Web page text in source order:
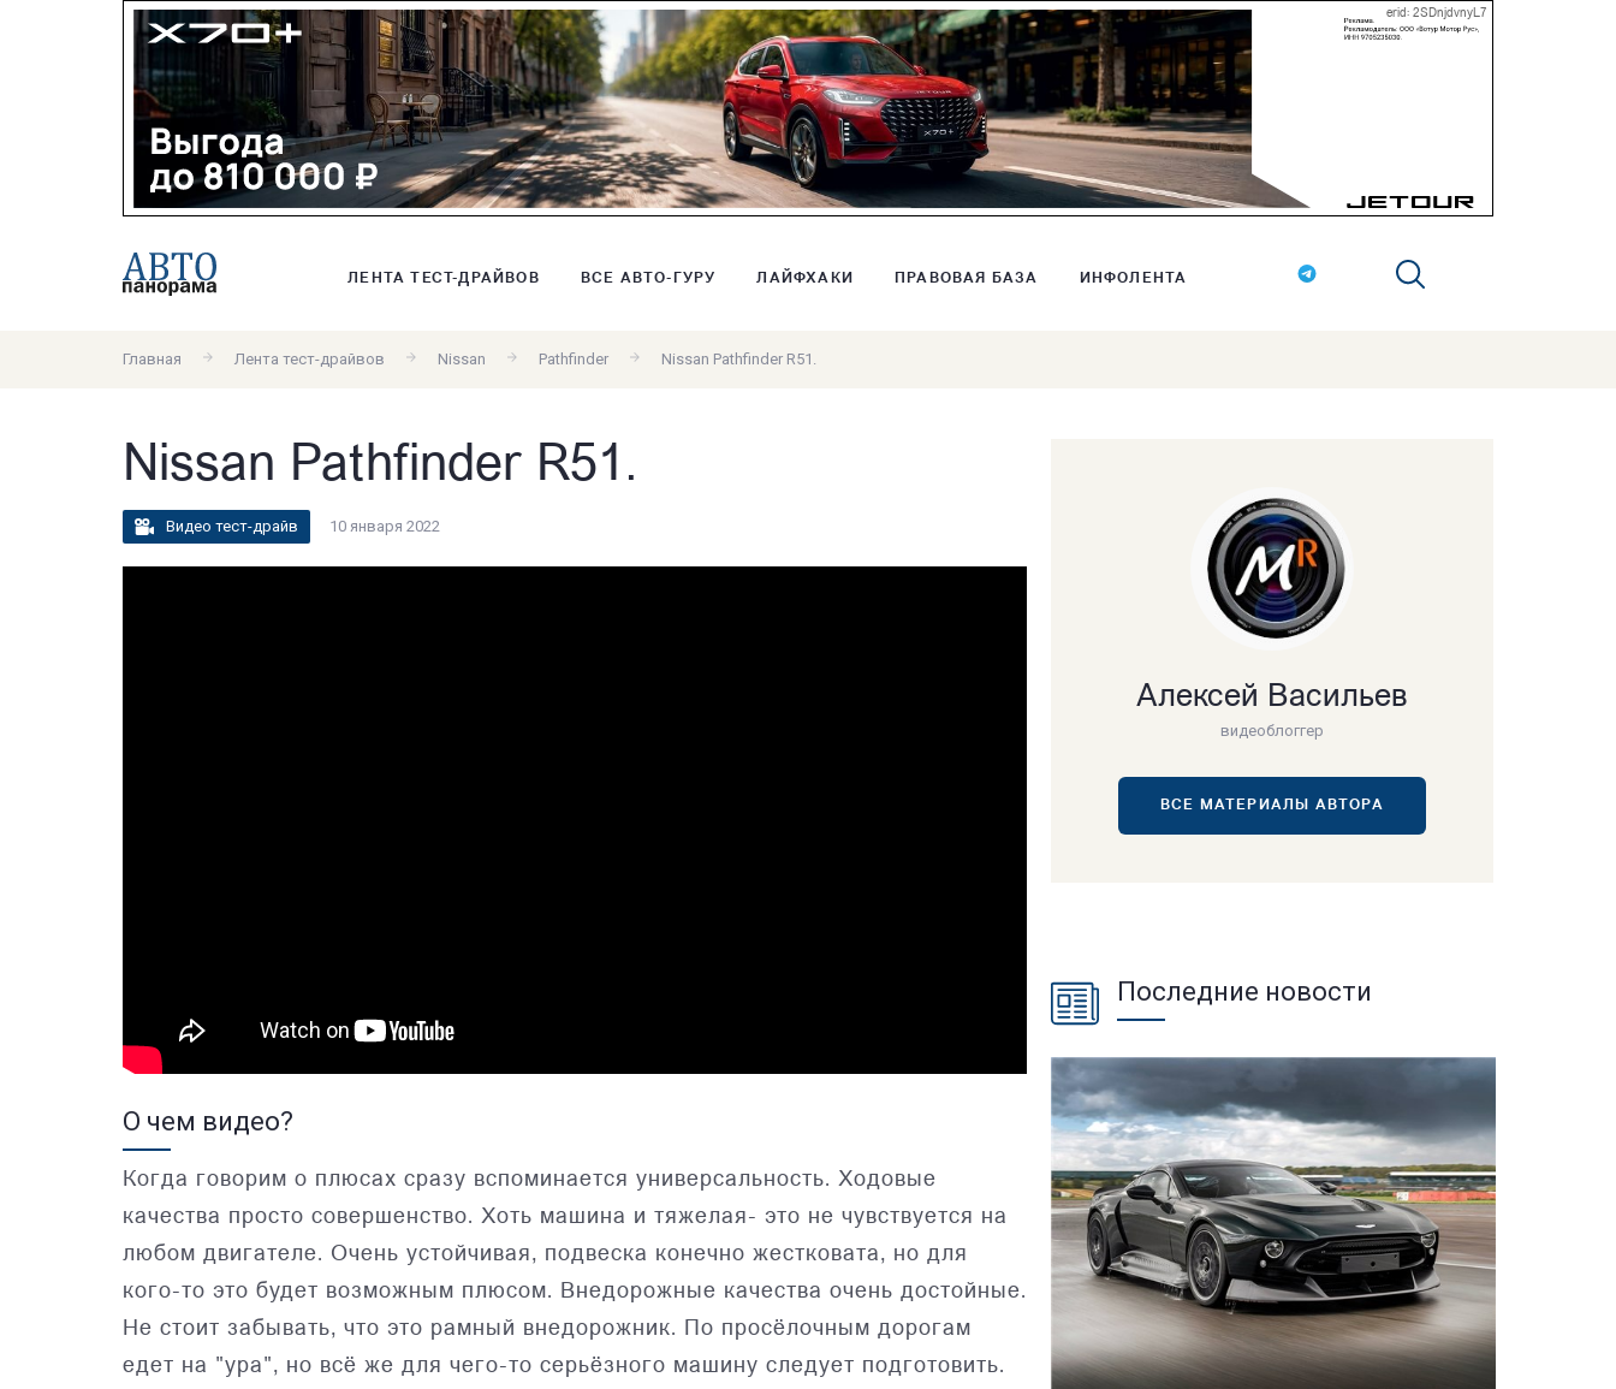
erid: 2SDnjdvnyL7
ЛЕНТА ТЕСТ-ДРАЙВОВ ВСЕ АВТО-ГУРУ ЛАЙФХАКИ ПРАВОВАЯ БАЗА ИНФОЛЕНТА
Главная Лента тест-драйвов Nissan Pathfinder Nissan Pathfinder R51.
Nissan Pathfinder R51.
Видео тест-драйв 10 января 2022
О чем видео?
Когда говорим о плюсах сразу вспоминается универсальность. Ходовые
качества просто совершенство. Хоть машина и тяжелая- это не чувствуется на
любом двигателе. Очень устойчивая, подвеска конечно жестковата, но для
кого-то это будет возможным плюсом. Внедорожные качества очень достойные.
Не стоит забывать, что это рамный внедорожник. По просёлочным дорогам
едет на "ура", но всё же для чего-то серьёзного машину следует подготовить.
Алексей Васильев
видеоблоггер
ВСЕ МАТЕРИАЛЫ АВТОРА
Последние новости